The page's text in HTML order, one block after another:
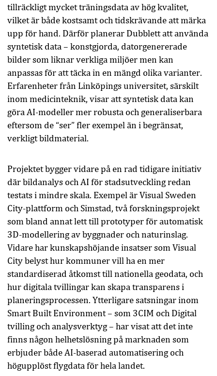
tillräckligt mycket träningsdata av hög kvalitet,
vilket är både kostsamt och tidskrävande att märka
upp för hand. Därför planerar Dubblett att använda
syntetisk data – konstgjorda, datorgenererade
bilder som liknar verkliga miljöer men kan
anpassas för att täcka in en mängd olika varianter.
Erfarenheter från Linköpings universitet, särskilt
inom medicinteknik, visar att syntetisk data kan
göra AI-modeller mer robusta och generaliserbara
eftersom de “ser” fler exempel än i begränsat,
verkligt bildmaterial.
Projektet bygger vidare på en rad tidigare initiativ
där bildanalys och AI för stadsutveckling redan
testats i mindre skala. Exempel är Visual Sweden
City-plattform och Simstad, två forskningsprojekt
som bland annat lett till prototyper för automatisk
3D-modellering av byggnader och naturinslag.
Vidare har kunskapshöjande insatser som Visual
City belyst hur kommuner vill ha en mer
standardiserad åtkomst till nationella geodata, och
hur digitala tvillingar kan skapa transparens i
planeringsprocessen. Ytterligare satsningar inom
Smart Built Environment – som 3CIM och Digital
tvilling och analysverktyg – har visat att det inte
finns någon helhetslösning på marknaden som
erbjuder både AI-baserad automatisering och
högupplöst flygdata för hela landet.